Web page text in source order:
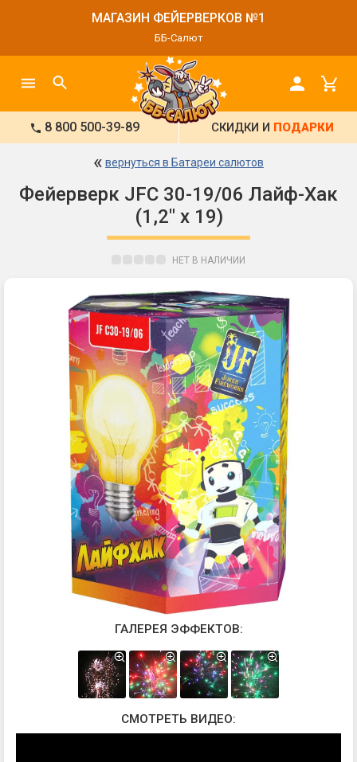
МАГАЗИН ФЕЙЕРВЕРКОВ №1
ББ-Салют
8 800 500-39-89 СКИДКИ И ПОДАРКИ
« вернуться в Батареи салютов
Фейерверк JFC 30-19/06 Лайф-Хак
(1,2" х 19)
НЕТ В НАЛИЧИИ
ГАЛЕРЕЯ ЭФФЕКТОВ:
СМОТРЕТЬ ВИДЕО: